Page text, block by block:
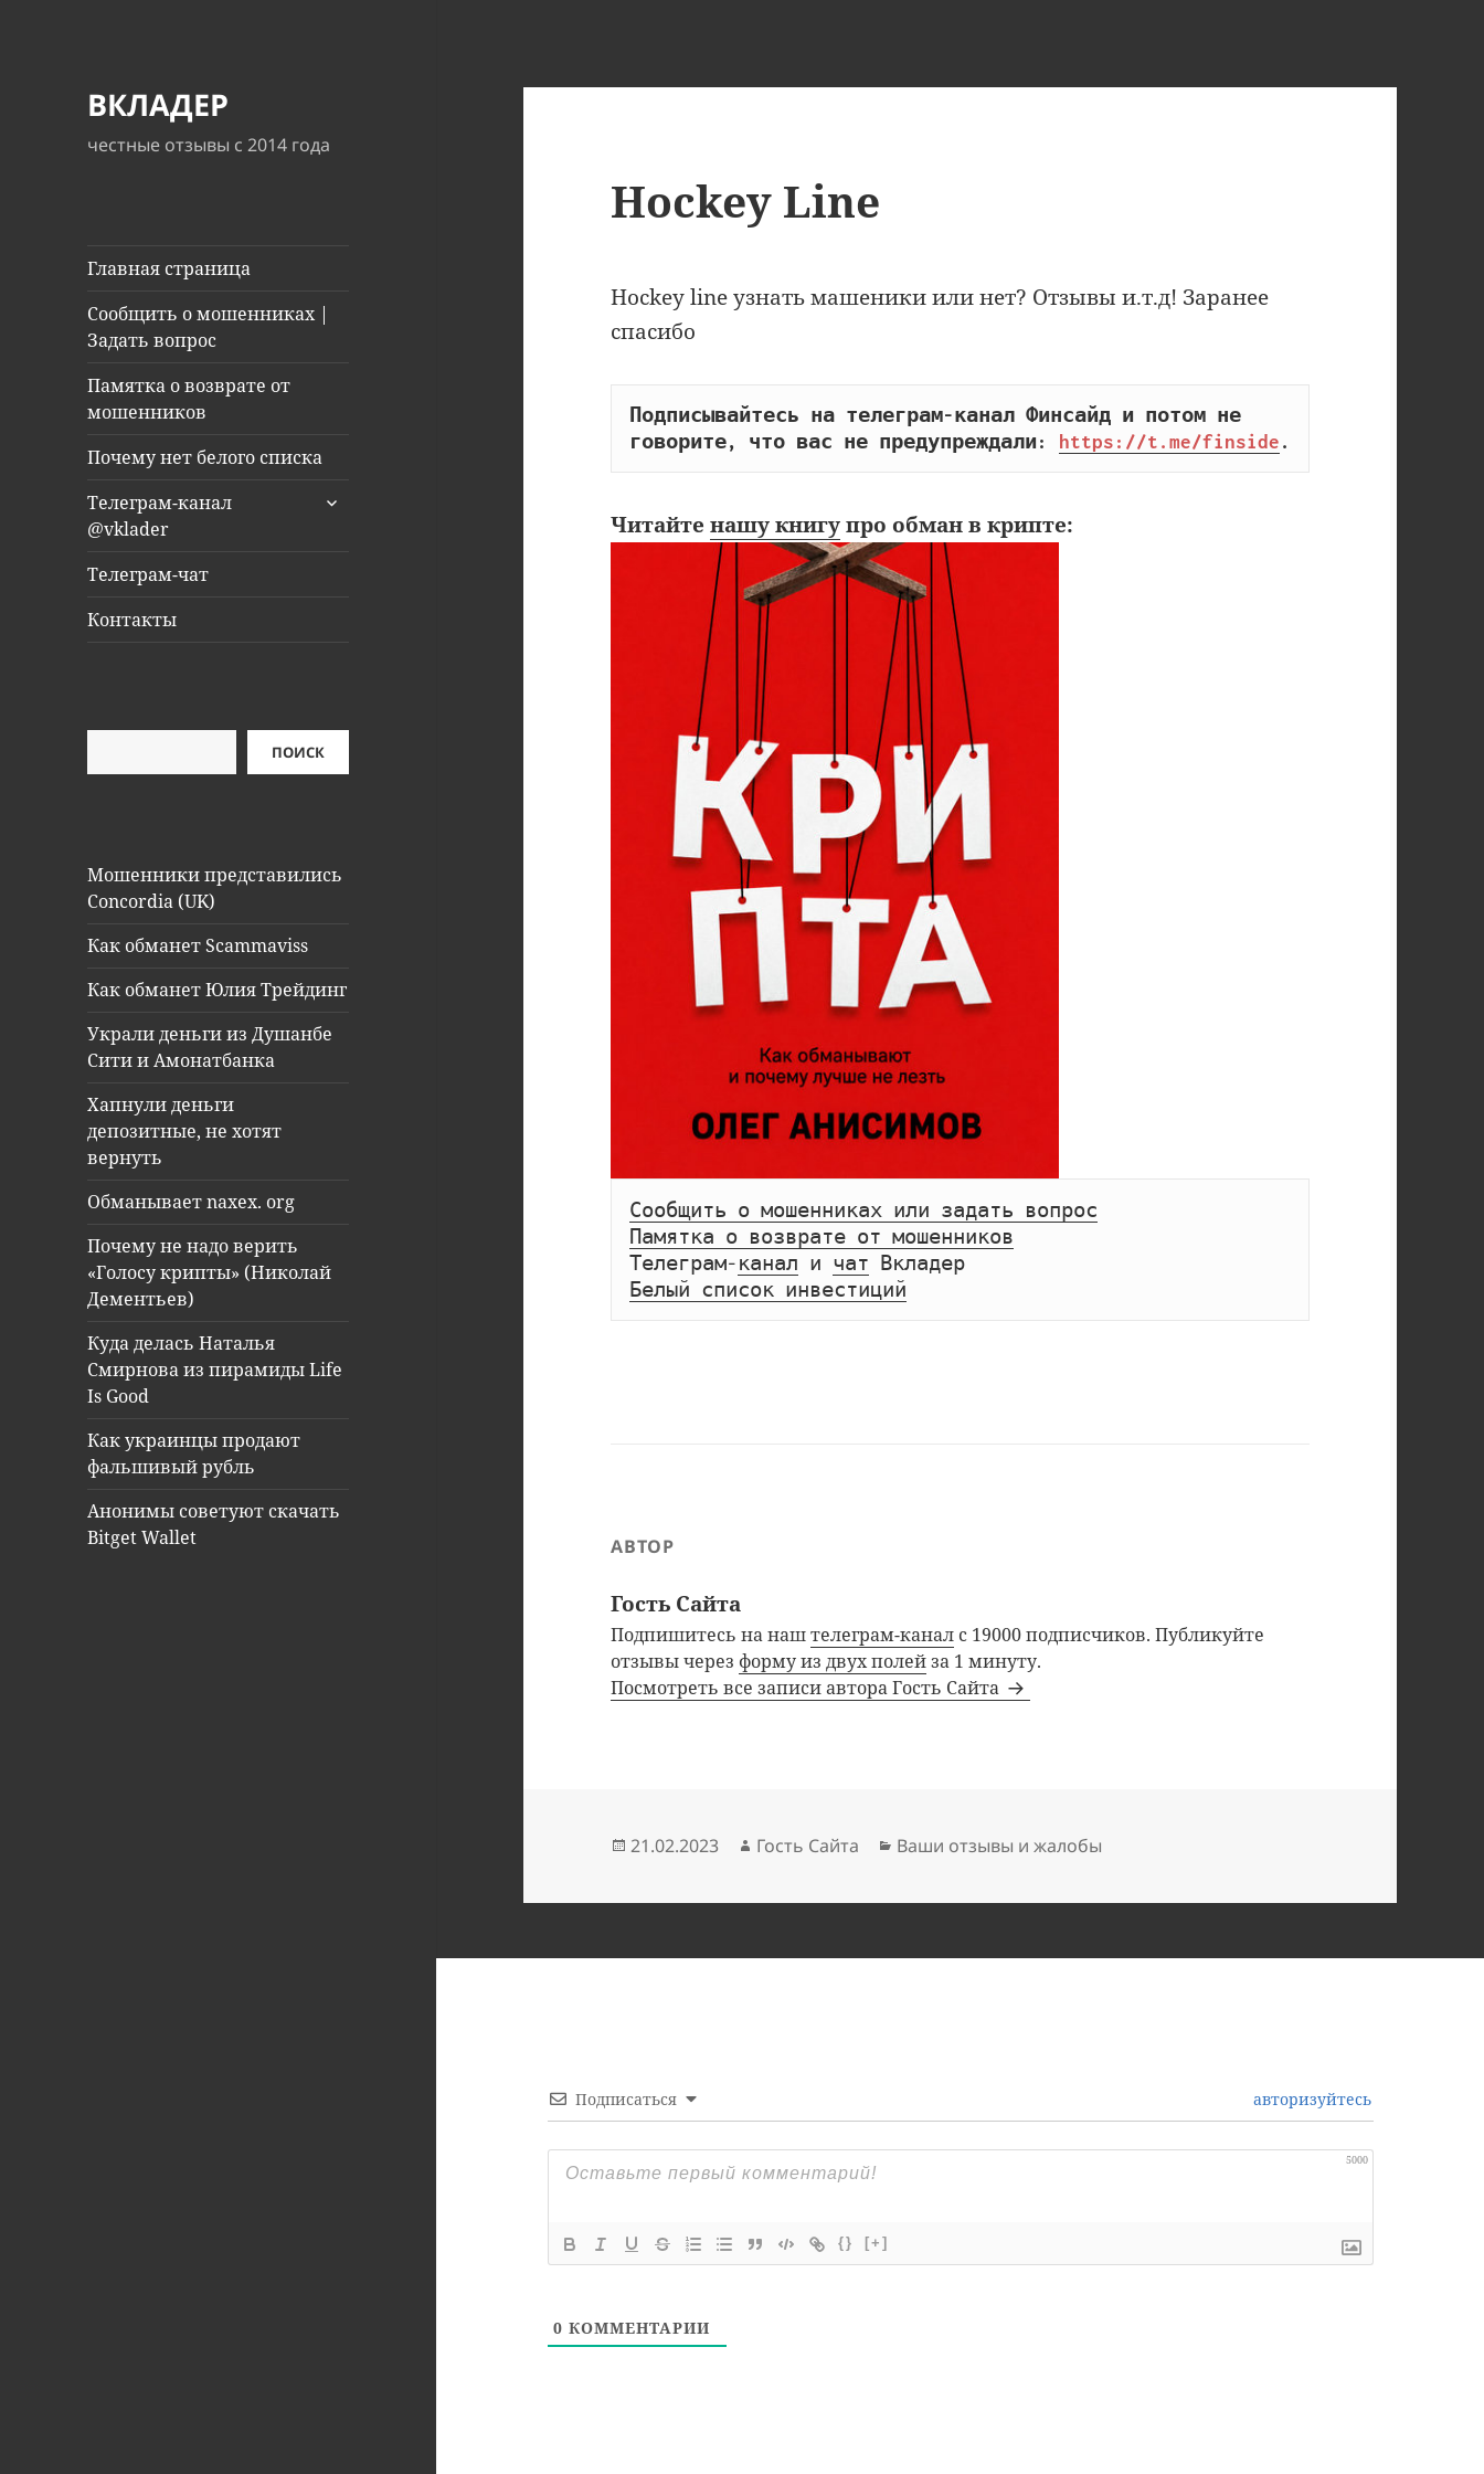
ВКЛАДЕР
честные отзывы с 2014 года
Главная страница
Сообщить о мошенниках |
Задать вопрос
Памятка о возврате от
мошенников
Почему нет белого списка
Телеграм-канал
@vklader
раскрыть
Телеграм-чат
Контакты
ПОИСК
Мошенники представились
Concordia (UK)
Как обманет Scammaviss
Как обманет Юлия Трейдинг
Украли деньги из Душанбе
Сити и Амонатбанка
Хапнули деньги
депозитные, не хотят
вернуть
Обманывает naxex. org
Почему не надо верить
«Голосу крипты» (Николай
Дементьев)
Куда делась Наталья
Смирнова из пирамиды Life
Is Good
Как украинцы продают
фальшивый рубль
Анонимы советуют скачать
Bitget Wallet
Hockey Line
Hockey line узнать машеники или нет? Отзывы и.т.д! Заранее
спасибо
Подписывайтесь на телеграм-канал Финсайд и потом не
говорите, что вас не предупреждали:
https://t.me/finside .
Читайтенашу книгупро обман в крипте:
Сообщить о мошенниках или задать вопрос
Памятка о возврате от мошенников
Телеграм- канал и чат
Вкладер
Белый список инвестиций
АВТОР
Гость Сайта
Подпишитесь на наштелеграм-канал с 19000 подписчиков. Публикуйте
отзывы через форму из двух полейза 1 минуту.
Посмотреть все записи автора Гость Сайта
Опубликовано
21.02.2023 Автор
Гость Сайта Рубрики
Ваши отзывы и жалобы
Подписаться авторизуйтесь
5000
{} [+]
0 КОММЕНТАРИИ